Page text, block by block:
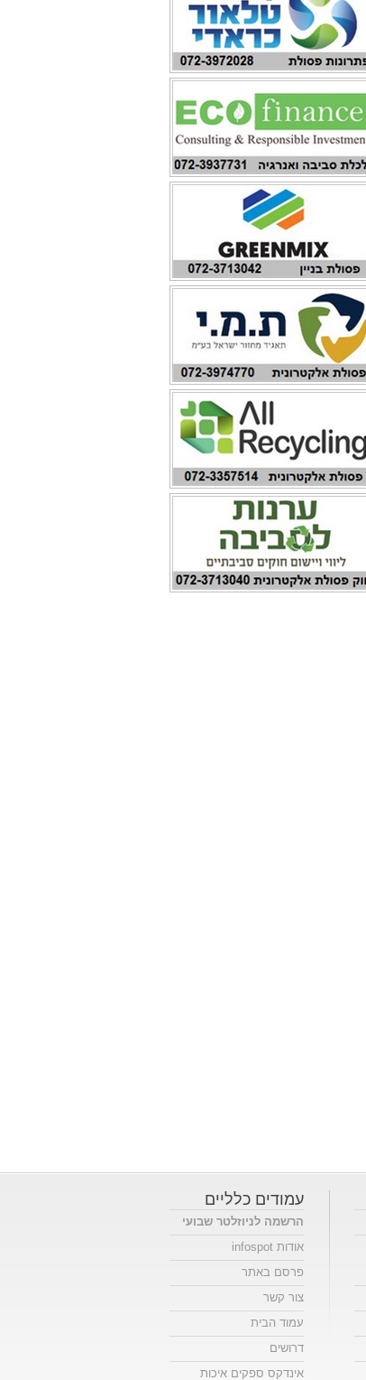
עמודים כלליים
הרשמה לניוזלטר שבועי
אודות infospot
פרסם באתר
צור קשר
עמוד הבית
דרושים
אינדקס ספקים איכות